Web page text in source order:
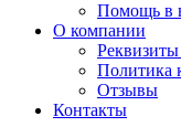
Помощь в
О компании
Политика
Отзывы
Контакты